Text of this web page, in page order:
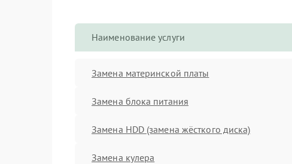
Наименование услуги
Замена материнской платы
Замена блока питания
Замена HDD (замена жёсткого диска)
Замена кулера